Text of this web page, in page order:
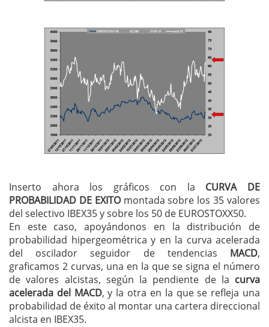
Inserto ahora los gráficos con la CURVA DE
PROBABILIDAD DE EXITOmontada sobre los 35 valores
del selectivo IBEX35 y sobre los 50 de EUROSTOXX50.
En este caso, apoyándonos en la distribución de
probabilidad hipergeométrica y en la curva acelerada
del oscilador seguidor de tendencias MACD,
graficamos 2 curvas, una en la que se signa el número
de valores alcistas, según la pendiente de la curva
acelerada del MACD, y la otra en la que se refleja una
probabilidad de éxito al montar una cartera direccional
alcista en IBEX35.